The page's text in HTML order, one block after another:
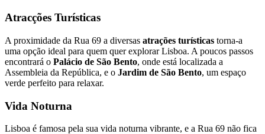
Atracções Turísticas
A proximidade da Rua 69 a diversas atrações turísticas torna-a
uma opção ideal para quem quer explorar Lisboa. A poucos passos
encontrará o Palácio de São Bento, onde está localizada a
Assembleia da República, e o Jardim de São Bento, um espaço
verde perfeito para relaxar.
Vida Noturna
Lisboa é famosa pela sua vida noturna vibrante, e a Rua 69 não fica